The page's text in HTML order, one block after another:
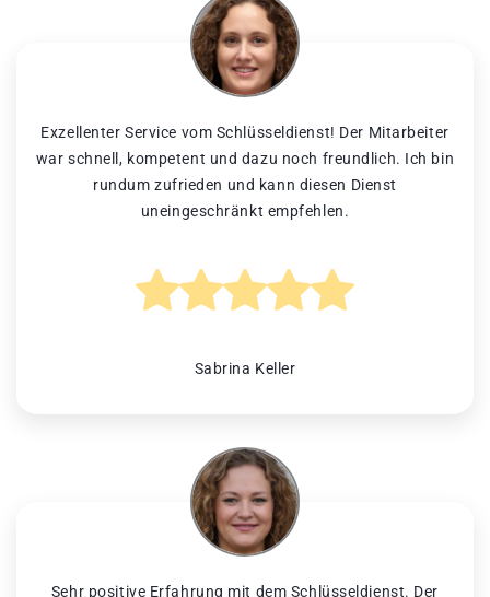
Exzellenter Service vom Schlüsseldienst! Der Mitarbeiter
war schnell, kompetent und dazu noch freundlich. Ich bin
rundum zufrieden und kann diesen Dienst
uneingeschränkt empfehlen.
Sabrina Keller
Sehr positive Erfahrung mit dem Schlüsseldienst. Der